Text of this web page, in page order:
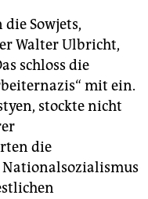
Sowjets,
Walter Ulbricht,
schloss die
mit ein.
stockte nicht
die